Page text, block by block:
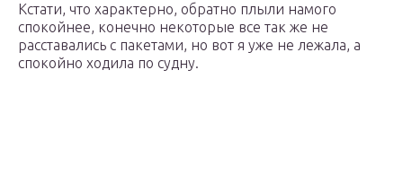
Кстати, что характерно, обратно плыли намого
спокойнее, конечно некоторые все так же не
расставались с пакетами, но вот я уже не лежала, а
спокойно ходила по судну.